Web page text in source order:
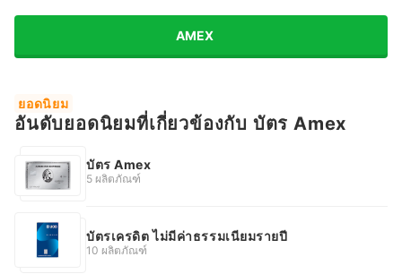
AMEX
ยอดนิยม
อันดับยอดนิยมที่เกี่ยวข้องกับ บัตร Amex
บัตร Amex
5 ผลิตภัณฑ์
บัตรเครดิต ไม่มีค่าธรรมเนียมรายปี
10 ผลิตภัณฑ์